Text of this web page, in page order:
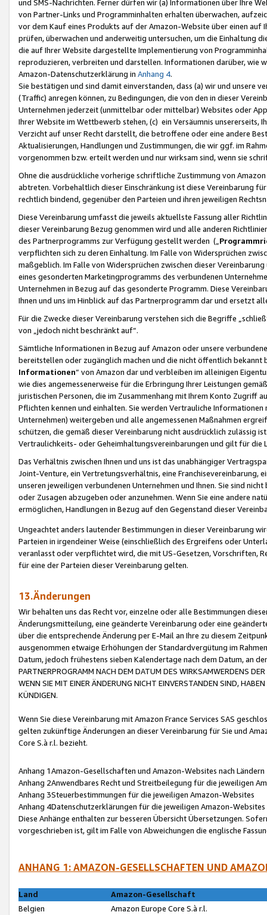
und SMS-Nachrichten. Ferner dürfen wir (a) Informationen über Ihre
von Partner-Links und Programminhalten erhalten überwachen,
vor dem Kauf eines Produkts auf der Amazon-Website über einen
prüfen, überwachen und anderweitig untersuchen, um die Einhaltung
die auf Ihrer Website dargestellte Implementierung von
reproduzieren, verbreiten und darstellen. Informationen darüber, wie
Amazon-Datenschutzerklärung in Anhang 4.
Sie bestätigen und sind damit einverstanden, dass (a) wir und
(Traffic) anregen können, zu Bedingungen, die von den in dieser
Unternehmen jederzeit (unmittelbar oder mittelbar) Websites oder
Ihrer Website im Wettbewerb stehen, (c) ein Versäumnis unsererseits,
Verzicht auf unser Recht darstellt, die betroffene oder eine andere
Aktualisierungen, Handlungen und Zustimmungen, die wir ggf. im
vorgenommen bzw. erteilt werden und nur wirksam sind, wenn sie
Ohne die ausdrückliche vorherige schriftliche Zustimmung von
abtreten. Vorbehaltlich dieser Einschränkung ist diese Vereinbarung
rechtlich bindend, gegenüber den Parteien und ihren jeweiligen
Diese Vereinbarung umfasst die jeweils aktuellste Fassung aller
dieser Vereinbarung Bezug genommen wird und alle anderen
des Partnerprogramms zur Verfügung gestellt werden („
verpflichten sich zu deren Einhaltung. Im Falle von Widersprüchen
maßgeblich. Im Falle von Widersprüchen zwischen dieser
eines gesonderten Marketingprogramms des verbundenen
Unternehmen in Bezug auf das gesonderte Programm. Diese
Ihnen und uns im Hinblick auf das Partnerprogramm dar und ersetzt
Für die Zwecke dieser Vereinbarung verstehen sich die Begriffe
von „jedoch nicht beschränkt auf“.
Sämtliche Informationen in Bezug auf Amazon oder unsere
bereitstellen oder zugänglich machen und die nicht öffentlich
Informationen“ von Amazon dar und verbleiben im alleinigen
wie dies angemessenerweise für die Erbringung Ihrer Leistungen
juristischen Personen, die im Zusammenhang mit Ihrem Konto
Pflichten kennen und einhalten. Sie werden Vertrauliche
Unternehmen) weitergeben und alle angemessenen Maßnahmen
schützen, die gemäß dieser Vereinbarung nicht ausdrücklich zulässig
Vertraulichkeits- oder Geheimhaltungsvereinbarungen und gilt für die
Das Verhältnis zwischen Ihnen und uns ist das unabhängiger
Joint-Venture, ein Vertretungsverhältnis, eine Franchisevereinbarung,
unseren jeweiligen verbundenen Unternehmen und Ihnen. Sie sind
oder Zusagen abzugeben oder anzunehmen. Wenn Sie eine andere
ermöglichen, Handlungen in Bezug auf den Gegenstand dieser
Ungeachtet anders lautender Bestimmungen in dieser Vereinbarung
Parteien in irgendeiner Weise (einschließlich des Ergreifens oder
veranlasst oder verpflichtet wird, die mit US-Gesetzen, Vorschriften,
für eine der Parteien dieser Vereinbarung gelten.
13.Änderungen
Wir behalten uns das Recht vor, einzelne oder alle Bestimmungen
Änderungsmitteilung, eine geänderte Vereinbarung oder eine
über die entsprechende Änderung per E-Mail an Ihre zu diesem
ausgenommen etwaige Erhöhungen der Standardvergütung im
Datum, jedoch frühestens sieben Kalendertage nach dem Datum, an
PARTNERPROGRAMM NACH DEM DATUM DES WIRKSAMWERDENS
WENN SIE MIT EINER ÄNDERUNG NICHT EINVERSTANDEN SIND,
KÜNDIGEN.
Wenn Sie diese Vereinbarung mit Amazon France Services SAS
gelten zukünftige Änderungen an dieser Vereinbarung für Sie und
Core S.à r.l. bezieht.
Anhang 1Amazon-Gesellschaften und Amazon-Websites nach Ländern
Anhang 2Anwendbares Recht und Streitbeilegung für die jeweiligen
Anhang 3Steuerbestimmungen für die jeweiligen Amazon-Websites
Anhang 4Datenschutzerklärungen für die jeweiligen Amazon-Websites
Diese Anhänge enthalten zur besseren Übersicht Übersetzungen.
vorgeschrieben ist, gilt im Falle von Abweichungen die englische
ANHANG 1: AMAZON-GESELLSCHAFTEN UND
Land
Amazon-Gesellschaft
Belgien
Amazon Europe Core S.à r.l.